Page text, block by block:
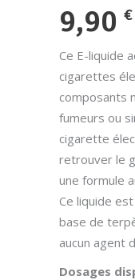
9,90 €
Ce E-liquide
cigarettes
composants
fumeurs ou
cigarette
retrouver le
une formule
Ce liquide
base de
aucun agent
Dosages